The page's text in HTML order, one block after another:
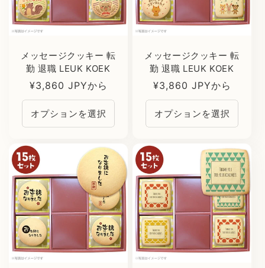
メッセージクッキー 転
勤 退職 LEUK KOEK
通
常
価
格
¥3,860 JPYから
オプションを選択
メッセージクッキー 転
勤 退職 LEUK KOEK
通
常
価
格
¥3,860 JPYから
オプションを選択